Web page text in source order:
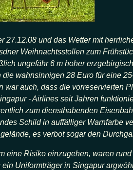
27.12.08 und das Wetter mit
Weihnachtsstollen zum
ungefähr 6 m hoher
die wahnsinnigen 28 Euro für eine
war auch, dass die vorreservierten
- Airlines seit Jahren
zum diensthabenden
Schild in auffälliger Warnfarbe
es verbot sogar den
eine Risiko einzugehen, waren
ein Uniformträger in Singapur